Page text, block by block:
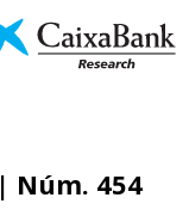
| Núm. 454